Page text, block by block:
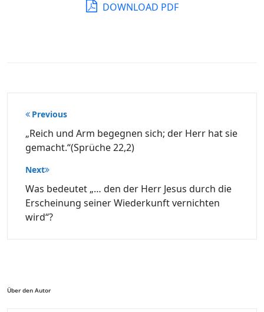
DOWNLOAD PDF
Beitragsnavigation
Previous
„Reich und Arm begegnen sich; der Herr hat sie
gemacht.“(Sprüche 22,2)
Next
Was bedeutet „… den der Herr Jesus durch die
Erscheinung seiner Wiederkunft vernichten
wird“?
Über den Autor